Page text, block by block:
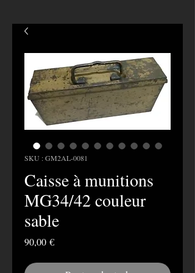
SKU : GM2AL-0081
Caisse à munitions
MG34/42 couleur
sable
90,00 €Prix